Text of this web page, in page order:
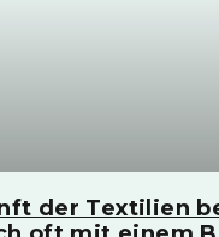
der Textilien